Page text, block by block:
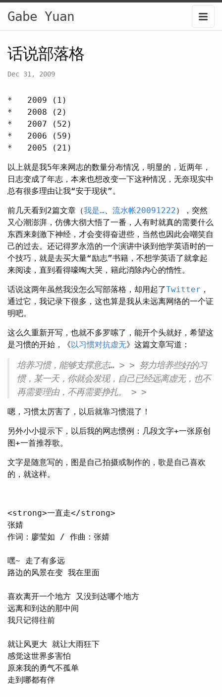
Gabe Yuan
话说部落格
Dec 31, 2009
* 2009 (1)
* 2008 (2)
* 2007 (52)
* 2006 (59)
* 2005 (21)
以上就是我5年来网志的数量分布情况，明显的，近两年，
日志变成了年志，本来也想改变一下这种情况，无奈现实中
总有很多理由让我“安于现状”。
前几天看到2篇文章（我是…、 流水帐20091222），突然
又心潮澎湃，仿佛大彻大悟了一番，人有时就真的需要什么
东西来刺激下神经，才会变得奋进些，当然也因此会嘲笑自
己的过去。还记得罗永浩的一个演讲中谈到他学英语时的一
个技巧，就是去买大量“励志”书籍，不想学英语了就拿起
来阅读，直到看得嚎啕大哭，籍此消除内心的惰性。
话说这两年虽然我没怎么写部落格，却用起了Twitter ，
通过它，我记录下很多，这也算是我从未远离网络的一个证
明吧。
这么久重新开写，也就不多罗嗦了，能开个头就好，希望这
是习惯的开始，《以习惯对抗虚无》这篇文章写道：
培养习惯，能够支撑意志… > > 努力培养些好的习
惯，某一天，你就会发现，自己已经远离虚无，也不
再需要理由，不再需要挣扎。 > >
嗯，习惯太厉害了，以后就靠习惯混了！
另外小小提示下，以后我的网志惯例：几段文字+一张原创
图+一首推荐歌。
文字是随意写的，图是自己拍摄或制作的，歌是自己喜欢
的，就这样。
<strong>一直走</strong>
张婧
作词：廖莹如 / 作曲：张婧
嘿~ 走了有多远
路边的风景在变 我在里面
喜欢离开一个地方 又没到达哪个地方
远离和到达的那中间
我只记得往前
就让风更大 就让大雨狂下
感觉这世界多害怕
原来我的勇气不孤单
走到哪都有伴